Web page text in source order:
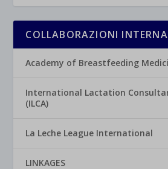
COLLABORAZIONI
Academy of Breastfeeding
International Lactation
(ILCA)
La Leche League International
LINKAGES